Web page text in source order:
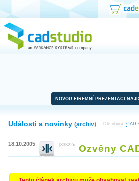
NOVOU FIREMNÍ PREZENTACI
Dle oboru: CAD •
Události a novinky (archiv)
18.10.2005 [33322x] Ozvěny